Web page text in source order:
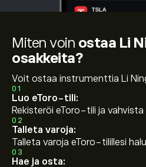
Miten voin ostaa Li
osakkeita?
Voit ostaa instrumenttia Li
01
Luo eToro-tili:
Rekisteröi eToro-tili ja
02
Talleta varoja:
Talleta varoja eToro-tilillesi
03
Hae ja osta: